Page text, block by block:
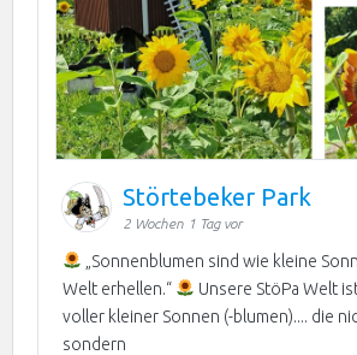
Störtebeker Park
2 Wochen 1 Tag vor
„Sonnenblumen sind wie kleine
Welt erhellen.“
Unsere StöPa Welt
voller kleiner Sonnen (-blumen).... die
sondern